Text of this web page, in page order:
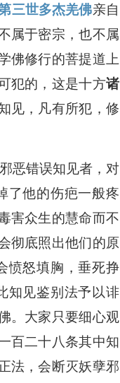
三世多杰羌佛亲自
属于密宗，也不属
佛修行的菩提道上
犯的，这是十方诸
见，凡有所犯，修
恶错误知见者，对
了他的伤疤一般疼
害众生的慧命而不
彻底照出他们的原
愤怒填胸，垂死挣
知见鉴别法予以诽
。大家只要细心观
百二十八条其中知
法，会断灭妖孽邪